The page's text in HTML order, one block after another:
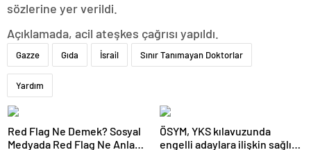
sözlerine yer verildi.
Açıklamada, acil ateşkes çağrısı yapıldı.
Gazze Gıda İsrail Sınır Tanımayan Doktorlar
Yardım
Red Flag Ne Demek? Sosyal
Medyada Red Flag Ne Anlama
ÖSYM, YKS kılavuzunda
engelli adaylara ilişkin sağlık